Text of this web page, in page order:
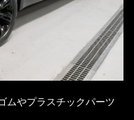
ムやプラスチックパーツ